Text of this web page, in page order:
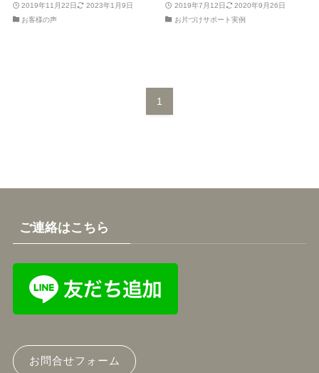
2019年11月22日
2023年1月9日
お客様の声
2019年7月12日
2020年9月26日
お片づけサポート実例
1
ご連絡はこちら
お問合せフォーム